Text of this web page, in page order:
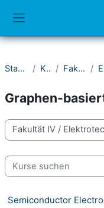
Startseite Kurse Fakultät IV
Graphen-
Kursbereiche
Kurse suchen
Semiconductor